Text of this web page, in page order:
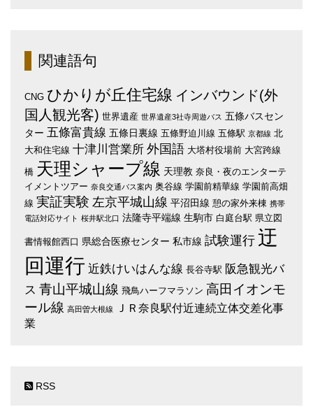
関連語句
CNG ひかりが丘住宅線 インバウンド(外
国人観光客) 世界遺産 世界遺産3社寺周遊バス 五條バスセン
ター 五條富貴線 五條日裏線 五條野迫川線 五條駅 京都線 北
大和住宅線 十津川営業所 外国語 大塔村役場前 大宮跨線
橋 天理シャープ線 天理教 奈良・夜のエンターテ
イメントツアー 奈良交通バス案内 奥谷線 学園前精華線 学園前高畑
線 実証実験 左京平城山線 平沼田線 憩の家外来棟 携帯
電話対応サイト 桜井駅北口 法隆寺平端線 生駒市 白庭台駅 県立図
書情報館西口 県総合医療センター 私市線 試験運行 迂
回運行 近鉄けいはんな線 長谷寺駅 阪急観光バ
ス 青山平城山線 飛鳥ハーフマラソン 高田イオンモ
ール線 高田曽大根線
ＪＲ奈良駅付近連続立体交差化事
業
RSS